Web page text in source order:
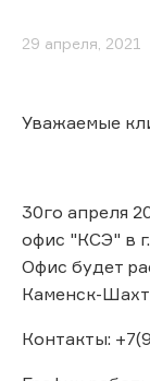
29 апреля, 2021
Уважаемые
30го апреля
офис "КСЭ" в
Офис будет
Каменск-
Контакты: